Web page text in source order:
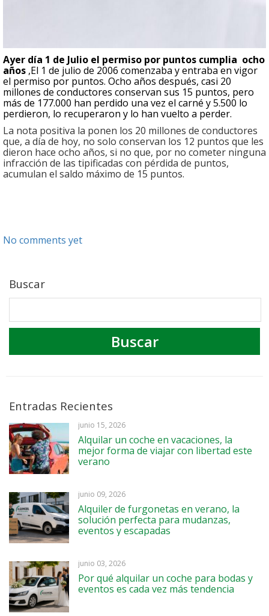
Ayer día 1 de Julio el permiso por puntos cumplia ocho
años ,El 1 de julio de 2006 comenzaba y entraba en vigor
el permiso por puntos. Ocho años después, casi 20
millones de conductores conservan sus 15 puntos, pero
más de 177.000 han perdido una vez el carné y 5.500 lo
perdieron, lo recuperaron y lo han vuelto a perder.
La nota positiva la ponen los 20 millones de conductores
que, a día de hoy, no solo conservan los 12 puntos que les
dieron hace ocho años, si no que, por no cometer ninguna
infracción de las tipificadas con pérdida de puntos,
acumulan el saldo máximo de 15 puntos.
No comments yet
Buscar
Entradas Recientes
junio 15, 2026
Alquilar un coche en vacaciones, la
mejor forma de viajar con libertad este
verano
junio 09, 2026
Alquiler de furgonetas en verano, la
solución perfecta para mudanzas,
eventos y escapadas
junio 03, 2026
Por qué alquilar un coche para bodas y
eventos es cada vez más tendencia